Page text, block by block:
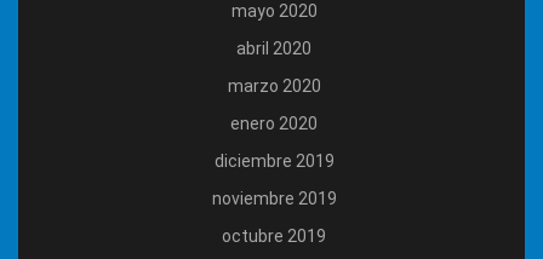
mayo 2020
abril 2020
marzo 2020
enero 2020
diciembre 2019
noviembre 2019
octubre 2019